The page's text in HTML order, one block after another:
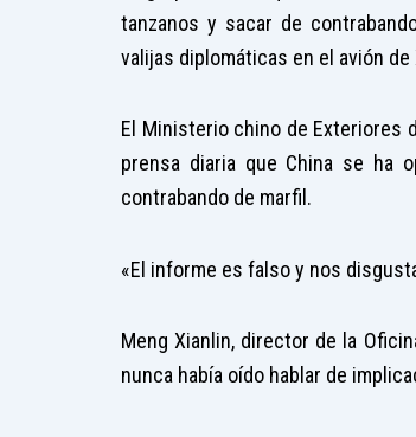
tanzanos y sacar de
valijas diplomáticas en el avión
El Ministerio chino de Exteriores
prensa diaria que China se ha
contrabando de marfil.
«El informe es falso y nos
Meng Xianlin, director de la
nunca había oído hablar de